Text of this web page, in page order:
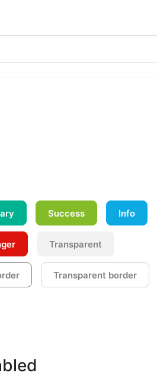
Success Info
Transparent
Transparent border